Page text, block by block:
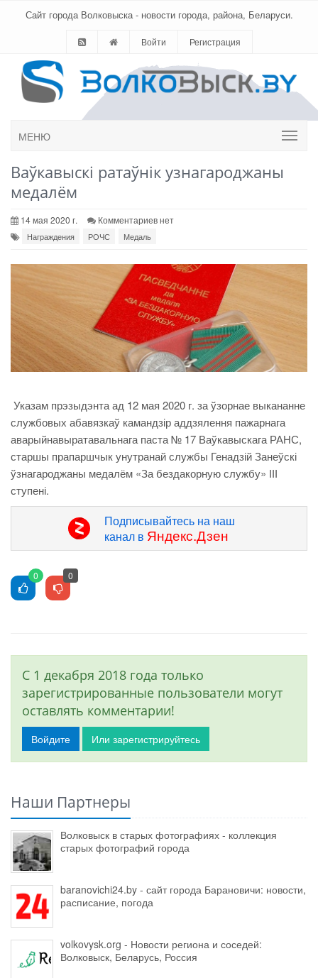
Сайт города Волковыска - новости города, района, Беларуси.
Войти Регистрация
МЕНЮ
Ваўкавыскі ратаўнік узнагароджаны
медалём
14 мая 2020 г. Комментариев нет
Награждения РОЧС Медаль
Указам прэзыдэнта ад 12 мая 2020 г. за ўзорнае выкананне
службовых абавязкаў камандзір аддзялення пажарнага
аварыйнавыратавальнага паста № 17 Ваўкавыскага РАНС,
старшы прапаршчык унутранай службы Генадзій Занеўскі
ўзнагароджаны медалём «За бездакорную службу» ІІІ
ступені.
Подписывайтесь на наш
канал в Яндекс.Дзен
0 0
С 1 декабря 2018 года только
зарегистрированные пользователи могут
оставлять комментарии!
Войдите Или зарегистрируйтесь
Наши Партнеры
Волковыск в старых фотографиях - коллекция
старых фотографий города
baranovichi24.by - сайт города Барановичи: новости,
расписание, погода
volkovysk.org - Новости региона и соседей:
Волковыск, Беларусь, Россия